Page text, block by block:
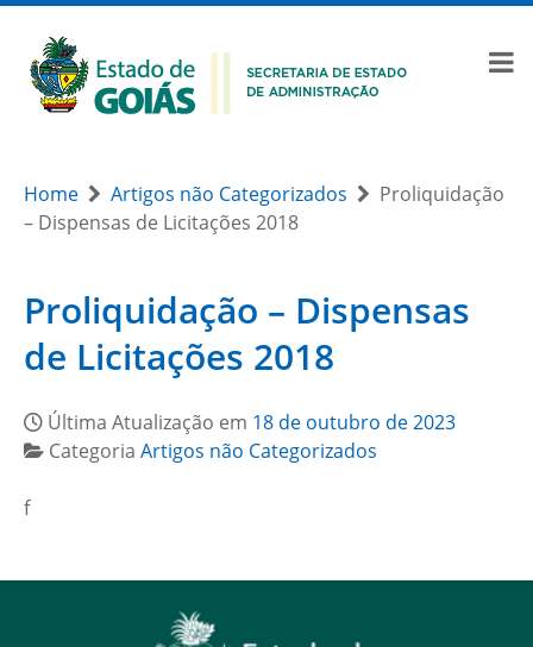
Home Artigos não Categorizados
Proliquidação
– Dispensas de Licitações 2018
Proliquidação – Dispensas
de Licitações 2018
Última Atualização em 18 de outubro de 2023
Categoria Artigos não Categorizados
f